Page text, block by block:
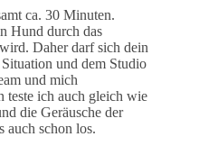
ca. 30 Minuten.
Hund durch das
Daher darf sich dein
und dem Studio
und mich
teste ich auch gleich wie
die Geräusche der
auch schon los.